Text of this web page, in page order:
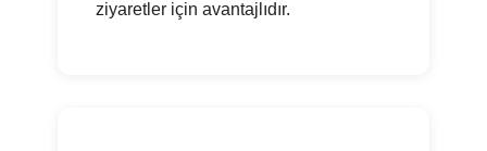
ziyaretler için avantajlıdır.